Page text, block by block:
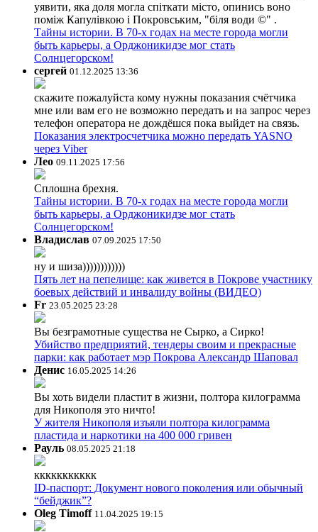
уявити, яка доля могла спіткати місто, опинись воно
поміж Капулівкою і Покровським, "біля води ©" .
Тайны истории. В 70-х годах на месте города могли
быть карьеры, а Орджоникидзе мог стать
Солнцегорском!
сергей 01.12.2025 13:36
скажите пожалуйста кому нужны показания счётчика
мне или вам его не возможно передать и на запрос через
телефон оператора не дождёшся пока выйдет на связь.
Показания электросчетчика можно передать YASNO
через Viber
Лео 09.11.2025 17:56
Сплошна брехня.
Тайны истории. В 70-х годах на месте города могли
быть карьеры, а Орджоникидзе мог стать
Солнцегорском!
Владислав 07.09.2025 17:50
ну и шиза))))))))))))
Пять лет на пепелище: как живется в Покрове участнику
боевых действий и инвалиду войны (ВИДЕО)
Fr 23.05.2025 23:28
Вы безграмотные существа не Сырко, а Сирко!
Убийство предприятий, тендеры своим и прекрасные
парки: как работает мэр Покрова Александр Шаповал
Денис 16.05.2025 14:26
Вы хоть видели пластит в жизни, полтора килограмма
для Никополя это ничто!
У жителя Никополя изъяли полтора килограмма
пластида и наркотики на 400 000 гривен
Рауль 08.05.2025 21:18
ккккккккккк
ID-паспорт: Документ нового поколения или обычный
“бейджик”?
Oleg Timoff 11.04.2025 19:15